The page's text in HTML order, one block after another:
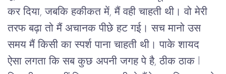
कर दिया, जबकि हकीकत में, मैं वही चाहती थी। वो मेरी
तरफ बढ़ा तो मैं अचानक पीछे हट गई। सच मानो उस
समय मैं किसी का स्पर्श पाना चाहती थी। पाके शायद
ऐसा लगता कि सब कुछ अपनी जगह पे है, ठीक ठाक l